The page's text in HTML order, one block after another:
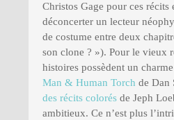
Christos Gage pour ces
déconcerter un lecteur
de costume entre deux
son clone ? »). Pour le vieux
histoires possèdent un
Man & Human Torch de Dan
des récits colorés de Jeph
ambitieux. Ce n’est plus